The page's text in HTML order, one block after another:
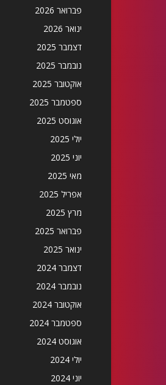
פברואר 2026
ינואר 2026
דצמבר 2025
נובמבר 2025
אוקטובר 2025
ספטמבר 2025
אוגוסט 2025
יולי 2025
יוני 2025
מאי 2025
אפריל 2025
מרץ 2025
פברואר 2025
ינואר 2025
דצמבר 2024
נובמבר 2024
אוקטובר 2024
ספטמבר 2024
אוגוסט 2024
יולי 2024
יוני 2024